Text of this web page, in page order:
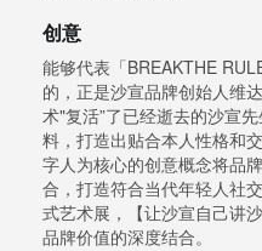
创意
能够代表「BREAKTHE
的，正是沙宣品牌创始人维
术"复活”了已经逝去的沙宣
料，打造出贴合本人性格和
字人为核心的创意概念将品
合，打造符合当代年轻人社
式艺术展，【让沙宣自己讲
品牌价值的深度结合。